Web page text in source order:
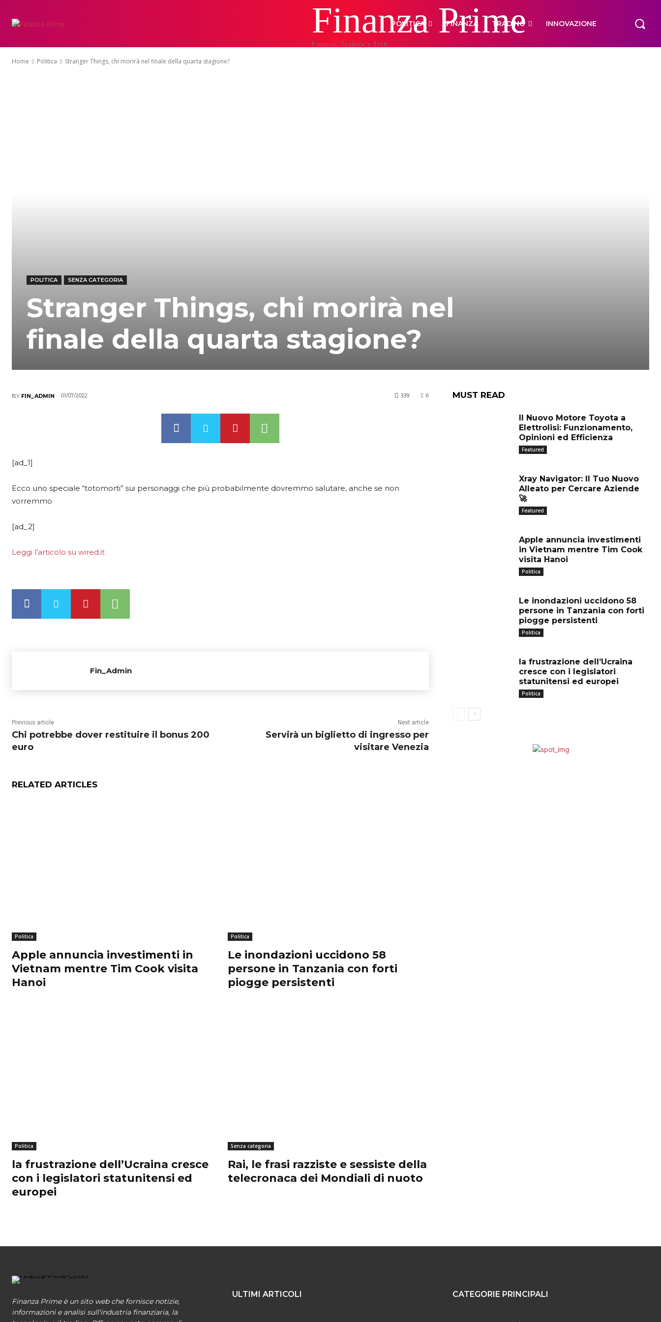
Finanza Prime
Finanza, Trading e Tech
POLITICA FINANZA TRADING INNOVAZIONE
Home Politica Stranger Things, chi morirà nel finale della quarta stagione?
POLITICA SENZA CATEGORIA
Stranger Things, chi morirà nel
finale della quarta stagione?
BY FIN_ADMIN 01/07/2022 0
339
[ad_1]
Ecco uno speciale “totomorti” sui personaggi che più probabilmente dovremmo salutare, anche se non
vorremmo
[ad_2]
Leggi l’articolo su wired.it
Fin_Admin
Previous article
Chi potrebbe dover restituire il bonus 200
euro
Next article
Servirà un biglietto di ingresso per
visitare Venezia
RELATED ARTICLES
Politica
Apple annuncia investimenti in
Vietnam mentre Tim Cook visita
Hanoi
Politica
Le inondazioni uccidono 58
persone in Tanzania con forti
piogge persistenti
Politica
la frustrazione dell’Ucraina cresce
con i legislatori statunitensi ed
europei
Senza categoria
Rai, le frasi razziste e sessiste della
telecronaca dei Mondiali di nuoto
MUST READ
Il Nuovo Motore Toyota a
Elettrolisi: Funzionamento,
Opinioni ed Efficienza
Featured
Xray Navigator: Il Tuo Nuovo
Alleato per Cercare Aziende
🚀
Featured
Apple annuncia investimenti
in Vietnam mentre Tim Cook
visita Hanoi
Politica
Le inondazioni uccidono 58
persone in Tanzania con forti
piogge persistenti
Politica
la frustrazione dell’Ucraina
cresce con i legislatori
statunitensi ed europei
Politica
Finanza Prime è un sito web che fornisce notizie,
informazioni e analisi sull'industria finanziaria, la
ULTIMI ARTICOLI CATEGORIE PRINCIPALI